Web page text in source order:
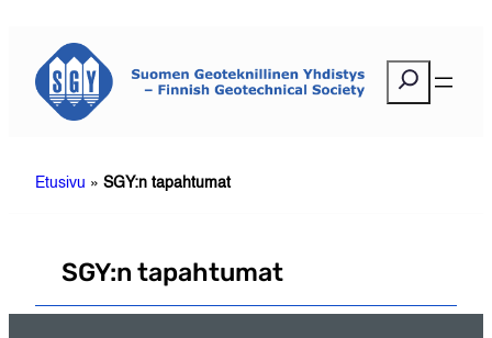
sisältöön
Etusivu » SGY:n tapahtumat
SGY:n tapahtumat